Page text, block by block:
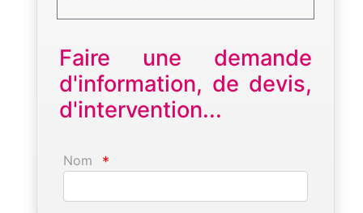
Faire une demande
d'information, de devis,
d'intervention...
Nom *